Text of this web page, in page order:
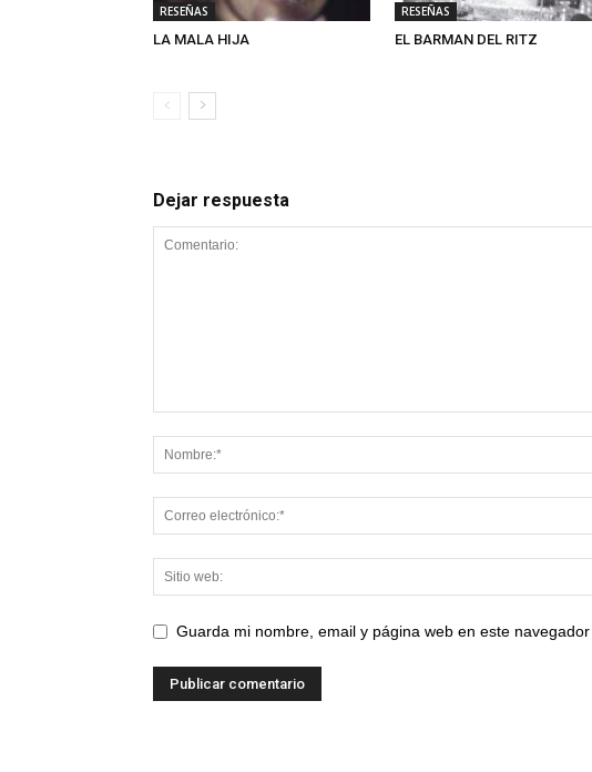
RESEÑAS
LA MALA HIJA
RESEÑAS
EL BARMAN DEL RITZ
Dejar respuesta
Guarda mi nombre, email y página web en este